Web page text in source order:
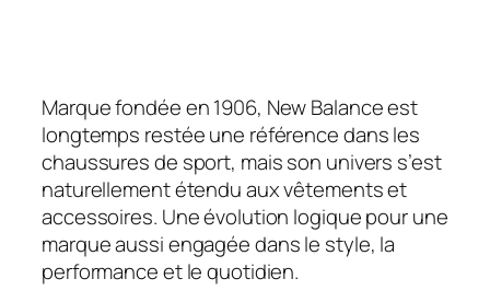
Marque fondée en 1906, New Balance est
longtemps restée une référence dans les
chaussures de sport, mais son univers s’est
naturellement étendu aux vêtements et
accessoires. Une évolution logique pour une
marque aussi engagée dans le style, la
performance et le quotidien.